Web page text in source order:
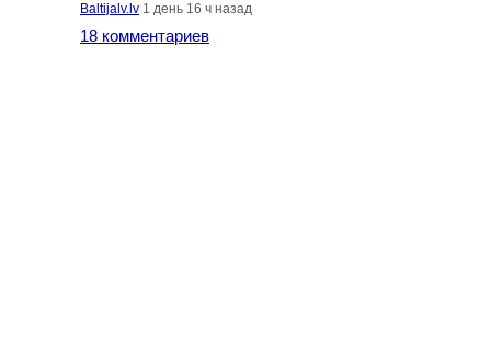
Baltijalv.lv 1 день 16 ч назад
18 комментариев